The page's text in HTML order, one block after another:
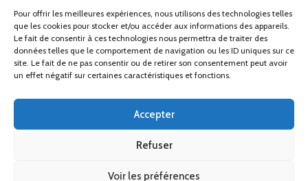
Pour offrir les meilleures expériences, nous utilisons des technologies telles
que les cookies pour stocker et/ou accéder aux informations des appareils.
Le fait de consentir à ces technologies nous permettra de traiter des
données telles que le comportement de navigation ou les ID uniques sur ce
site. Le fait de ne pas consentir ou de retirer son consentement peut avoir
un effet négatif sur certaines caractéristiques et fonctions.
Accepter
Refuser
Voir les préférences
Proudly powered by WordPress|Theme: Rosa Lite byPixelgrade.
CONDITIONS GÉNÉRALES DE VENTE (CGV)